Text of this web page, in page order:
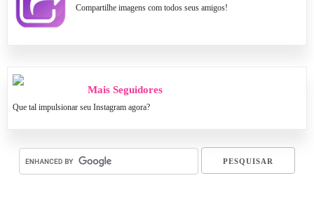
Compartilhe imagens com todos seus amigos!
Mais Seguidores
Que tal impulsionar seu Instagram agora?